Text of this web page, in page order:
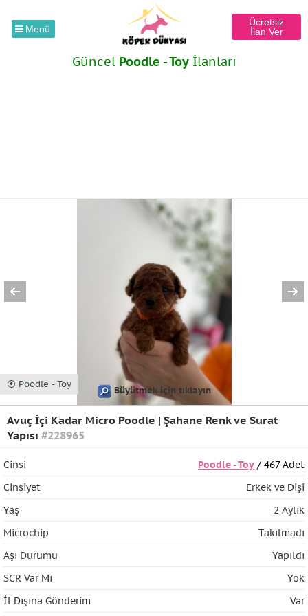
Menü
Ücretsiz
İlan Ver
Güncel Poodle - Toyİlanları
⦿ Poodle - Toy
Büyütmek için tıklayın
Avuç İçi Kadar Micro Poodle | Şahane Renk ve Surat
Yapısı #228965
Cinsi Poodle - Toy/ 467 Adet
Cinsiyet
Erkek ve Dişi
Yaş
2 Aylık
Microchip
Takılmadı
Aşı Durumu
Yapıldı
SCR Var Mı
Yok
İl Dışına Gönderim
Var